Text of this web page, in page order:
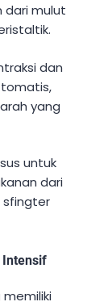
dari mulut
dan
yang
untuk
dari
sfingter
Intensif